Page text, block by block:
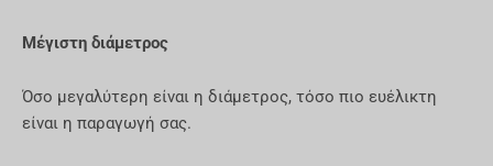
Μέγιστη διάμετρος
Όσο μεγαλύτερη είναι η διάμετρος, τόσο πιο ευέλικτη
είναι η παραγωγή σας.